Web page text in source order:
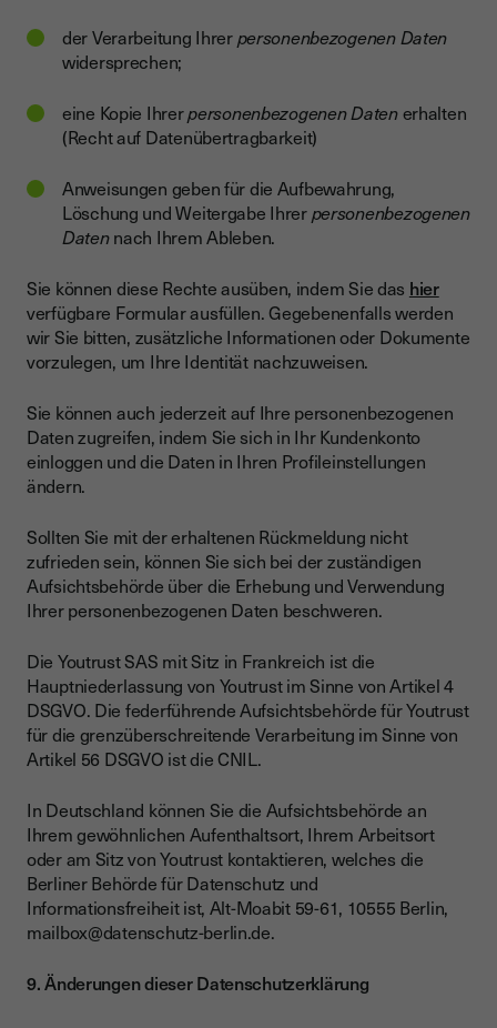
der Verarbeitung Ihrerpersonenbezogenen Daten
widersprechen;
eine Kopie Ihrerpersonenbezogenen Datenerhalten
(Recht auf Datenübertragbarkeit)
Anweisungen geben für die Aufbewahrung,
Löschung und Weitergabe Ihrerpersonenbezogenen
Datennach Ihrem Ableben.
Sie können diese Rechte ausüben, indem Sie das hier
verfügbare Formular ausfüllen. Gegebenenfalls werden
wir Sie bitten, zusätzliche Informationen oder Dokumente
vorzulegen, um Ihre Identität nachzuweisen.
Sie können auch jederzeit auf Ihre personenbezogenen
Daten zugreifen, indem Sie sich in Ihr Kundenkonto
einloggen und die Daten in Ihren Profileinstellungen
ändern.
Sollten Sie mit der erhaltenen Rückmeldung nicht
zufrieden sein, können Sie sich bei der zuständigen
Aufsichtsbehörde über die Erhebung und Verwendung
Ihrer personenbezogenen Daten beschweren.
Die Youtrust SAS mit Sitz in Frankreich ist die
Hauptniederlassung von Youtrust im Sinne von Artikel 4
DSGVO. Die federführende Aufsichtsbehörde für Youtrust
für die grenzüberschreitende Verarbeitung im Sinne von
Artikel 56 DSGVO ist die CNIL.
In Deutschland können Sie die Aufsichtsbehörde an
Ihrem gewöhnlichen Aufenthaltsort, Ihrem Arbeitsort
oder am Sitz von Youtrust kontaktieren, welches die
Berliner Behörde für Datenschutz und
Informationsfreiheit ist, Alt-Moabit 59-61, 10555 Berlin,
mailbox@datenschutz-berlin.de.
9. Änderungen dieser Datenschutzerklärung